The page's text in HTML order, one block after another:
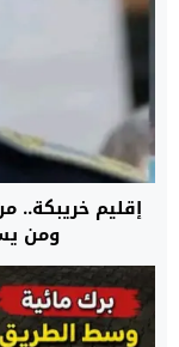
إقليم خريبكة..
ومن